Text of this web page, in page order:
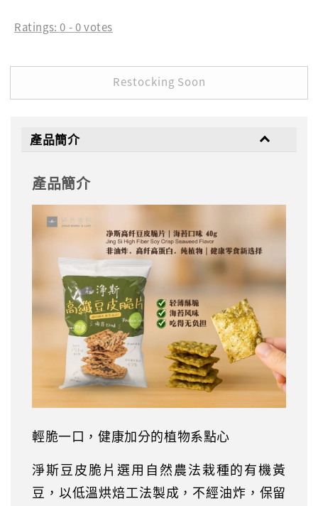
Ratings:0 -0votes
Restocking Soon
產品簡介
產品簡介
輕脆一口，健康加分的植物系點心
淨斯豆皮脆片選用自然農法栽種的有機黃
豆，以低溫烘焙工法製成，不經油炸，保留